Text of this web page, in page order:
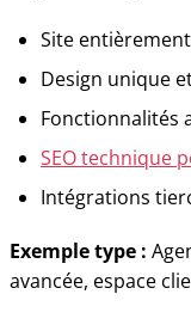
Site
Design unique
Fonctionnalités
SEO technique
Intégrations
Exemple type :
avancée, espace